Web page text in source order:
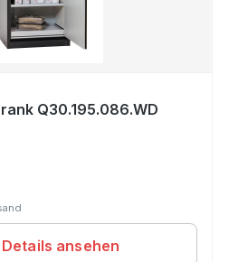
Q30.195.086.WD
Details ansehen